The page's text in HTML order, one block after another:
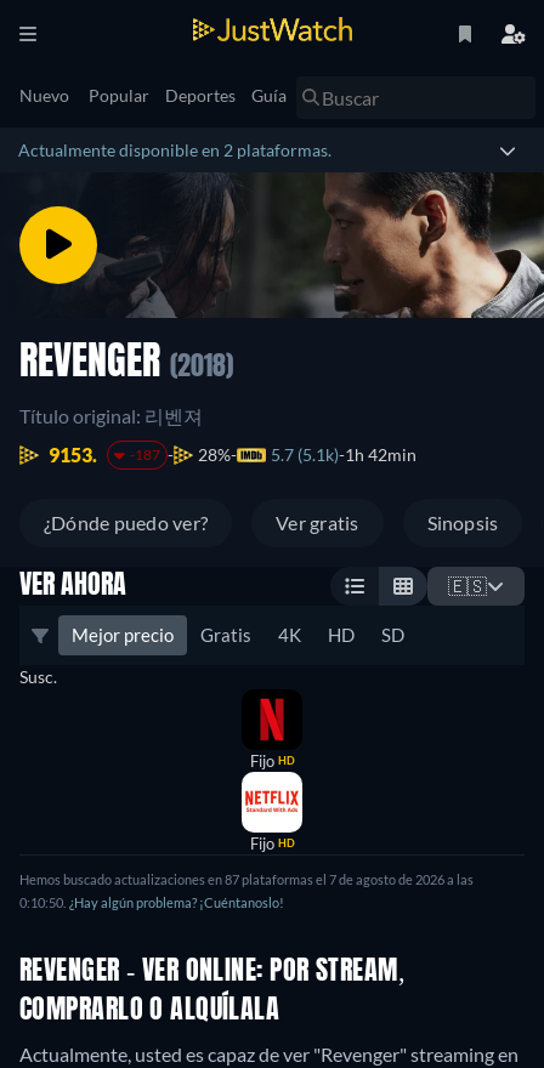
Nuevo Popular Deportes Guía
Actualmente disponible en 2 plataformas.
REVENGER (2018)
Título original: 리벤져
9153.
-187 28% 5.7 (5.1k) 1h 42min
¿Dónde puedo ver? Ver gratis Sinopsis
VER AHORA 🇪🇸
Mejor precio Gratis 4K HD SD
Susc.
Fijo HD
Fijo HD
Hemos buscado actualizaciones en 87 plataformas el 7 de agosto de 2026 a las
0:10:50. ¿Hay algún problema? ¡Cuéntanoslo!
REVENGER - VER ONLINE: POR STREAM,
COMPRARLO O ALQUÍLALA
Actualmente, usted es capaz de ver "Revenger" streaming en